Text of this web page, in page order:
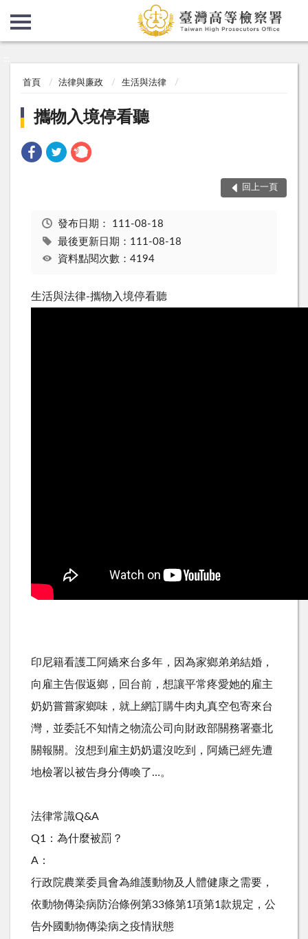
首頁 法律與廉政 生活與法律
攜物入境停看聽
回上一頁
發布日期： 111-08-18
最後更新日期：111-08-18
資料點閱次數：4194
生活與法律-攜物入境停看聽
印尼籍看護工阿嬌來台多年，因為家鄉弟弟結婚，
向雇主告假返鄉，回台前，想讓平常疼愛她的雇主
奶奶嘗嘗家鄉味，就上網訂購牛肉丸真空包寄來台
灣，並委託不知情之物流公司向財政部關務署臺北
關報關。沒想到雇主奶奶還沒吃到，阿嬌已經先遭
地檢署以被告身分傳喚了…。
法律常識Q&A
Q1：為什麼被罰？
A：
行政院農業委員會為維護動物及人體健康之需要，
依動物傳染病防治條例第33條第1項第1款規定，公
告外國動物傳染病之疫情狀態